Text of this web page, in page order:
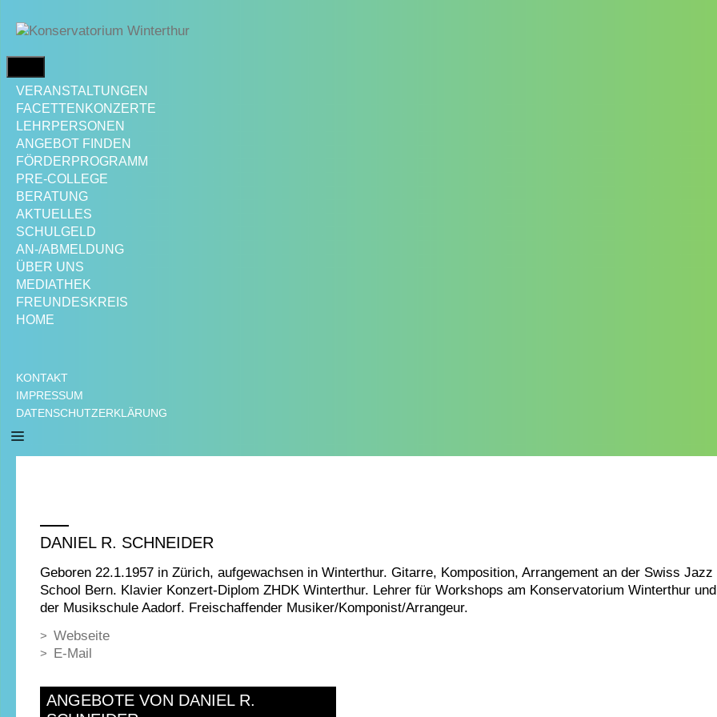
zum
VERANSTALTUNGEN
FACETTENKONZERTE
LEHRPERSONEN
ANGEBOT FINDEN
FÖRDERPROGRAMM
PRE-COLLEGE
BERATUNG
AKTUELLES
SCHULGELD
AN-/ABMELDUNG
ÜBER UNS
MEDIATHEK
FREUNDESKREIS
HOME
KONTAKT
IMPRESSUM
DATENSCHUTZERKLÄRUNG
DANIEL R. SCHNEIDER
Geboren 22.1.1957 in Zürich, aufgewachsen in Winterthur. Gitarre, Komposition, Arrangement an der Swiss Jazz
School Bern. Klavier Konzert-Diplom ZHDK Winterthur. Lehrer für Workshops am Konservatorium Winterthur
der Musikschule Aadorf. Freischaffender Musiker/Komponist/Arrangeur.
Webseite
E-Mail
ANGEBOTE VON DANIEL R.